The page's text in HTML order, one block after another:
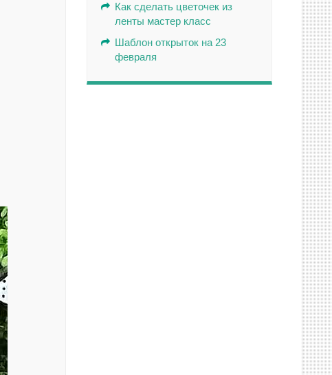
Как сделать цветочек из
ленты мастер класс
Шаблон открыток на 23
февраля